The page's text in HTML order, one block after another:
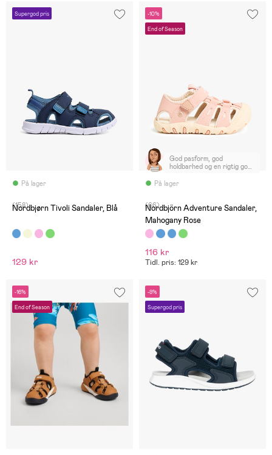
Supergod pris
På lager
(158)
Nordbjørn Tivoli Sandaler, Blå
129 kr
-10%
End of Season
På lager
God pasform, god
holdbarhed og en rigtig god
(66)
Nordbjörn Adventure Sandaler,
Mahogany Rose
116 kr
Tidl. pris: 129 kr
-16%
End of Season
-9%
Supergod pris